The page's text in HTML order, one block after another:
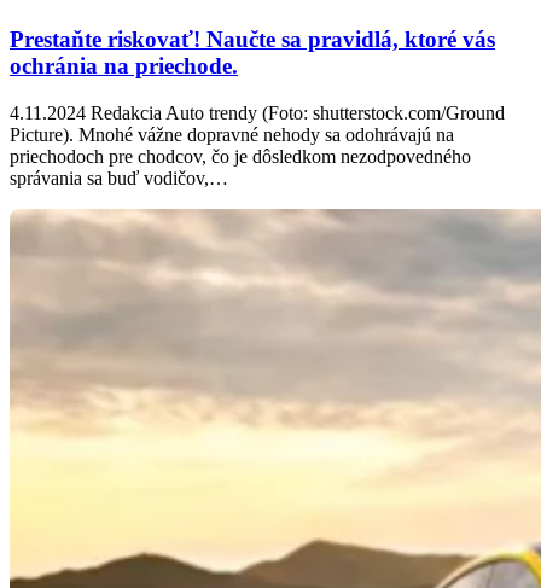
Prestaňte riskovať! Naučte sa pravidlá, ktoré vás
ochránia na priechode.
4.11.2024 Redakcia Auto trendy (Foto: shutterstock.com/Ground
Picture). Mnohé vážne dopravné nehody sa odohrávajú na
priechodoch pre chodcov, čo je dôsledkom nezodpovedného
správania sa buď vodičov,…